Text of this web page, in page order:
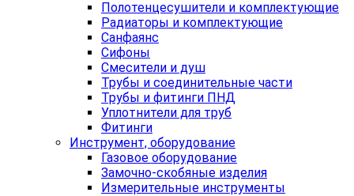
Полотенцесушители и комплектующие
Радиаторы и комплектующие
Санфаянс
Сифоны
Смесители и душ
Трубы и соединительные части
Трубы и фитинги ПНД
Уплотнители для труб
Фитинги
Инструмент, оборудование
Газовое оборудование
Замочно-скобяные изделия
Измерительные инструменты